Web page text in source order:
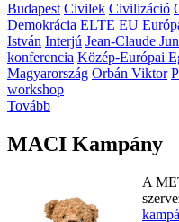
Budapest Civilek Civilizáció
Demokrácia ELTE EU
István Interjú Jean-Claude
konferencia Közép-Európai
Magyarország Orbán Viktor
workshop
Tovább
MACI Kampány
A